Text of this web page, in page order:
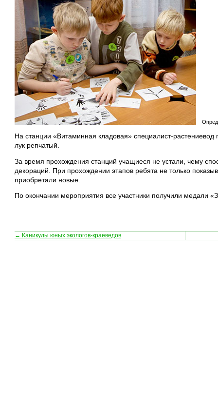
На станции «Витаминная кладовая» специалист-растениевод
лук репчатый.
За время прохождения станций учащиеся не устали, чему
декораций. При прохождении этапов ребята не только
приобретали новые.
По окончании мероприятия все участники получили медали
← Каникулы юных экологов-краеведов